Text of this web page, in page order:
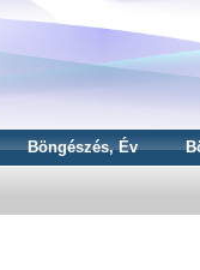
Böngészés, Év